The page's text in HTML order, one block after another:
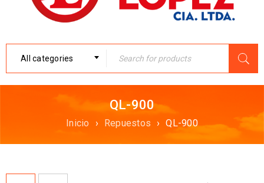
All categories
QL-900
Inicio › Repuestos › QL-900